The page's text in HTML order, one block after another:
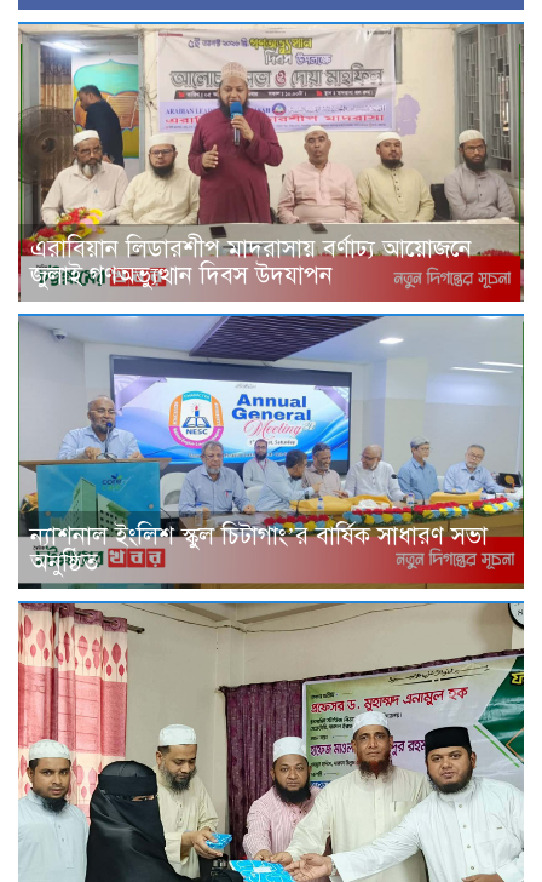
এরাবিয়ান লিডারশীপ মাদরাসায় বর্ণাঢ্য আয়োজনে
জুলাই গণঅভ্যুত্থান দিবস উদযাপন
ন্যাশনাল ইংলিশ স্কুল চিটাগাং’র বার্ষিক সাধারণ সভা
অনুষ্ঠিত